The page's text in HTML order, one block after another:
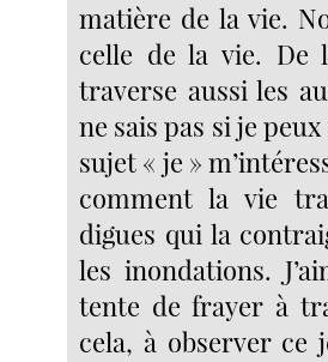
matière de la vie.
celle de la vie. De
traverse aussi les
ne sais pas si je
sujet « je »
comment la vie
digues qui la
les inondations.
tente de frayer à
cela, à observer ce